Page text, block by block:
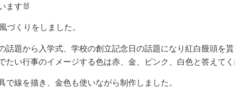
ます🐰
づくりをしました。
話題から入学式、学校の創立記念日の話題になり紅白饅頭を
たい行事のイメージする色は赤、金、ピンク、白色と答えてく
で線を描き、金色も使いながら制作しました。